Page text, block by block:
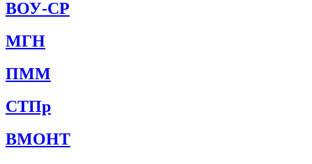
ВОУ-СР
МГН
ПММ
СТПр
ВМОНТ